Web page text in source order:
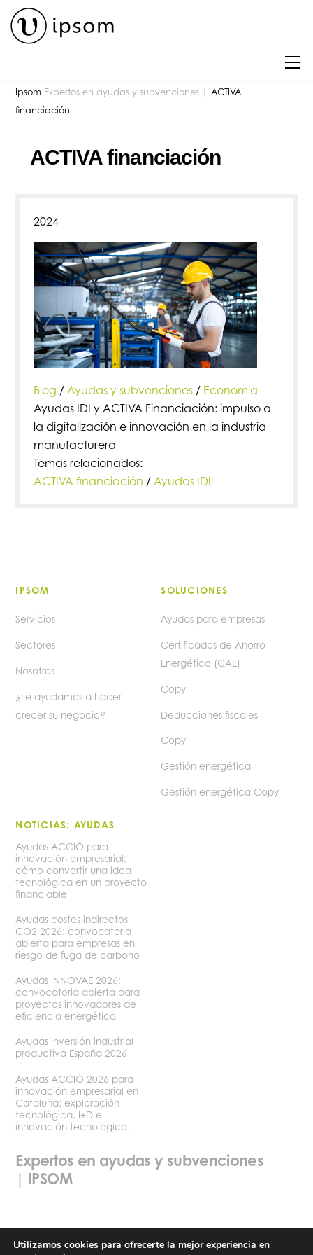
Skip
content
Ipsom Expertos en ayudas y subvenciones |ACTIVA
financiación
ACTIVA financiación
2024
Blog / Ayudas y subvenciones/ Economia
Ayudas IDI y ACTIVA Financiación: impulso a
la digitalización e innovación en la industria
manufacturera
Temas relacionados:
ACTIVA financiación / Ayudas IDI
Expertos en ayudas y subvenciones
| IPSOM
IPSOM
Servicios
Sectores
Nosotros
¿Le ayudamos a hacer
crecer su negocio?
SOLUCIONES
Ayudas para empresas
Certificados de Ahorro
Energético (CAE)
Copy
Deducciones fiscales
Copy
Gestión energética
Gestión energética Copy
NOTICIAS: AYUDAS
Ayudas ACCIÓ para
innovación empresarial:
cómo convertir una idea
tecnológica en un proyecto
financiable
Ayudas costes indirectos
CO2 2026: convocatoria
abierta para empresas en
riesgo de fuga de carbono
Ayudas INNOVAE 2026:
convocatoria abierta para
proyectos innovadores de
eficiencia energética
Ayudas inversión industrial
productiva España 2026
Ayudas ACCIÓ 2026 para
innovación empresarial en
Cataluña: exploración
tecnológica, I+D e
innovación tecnológica.
Utilizamos cookies para ofrecerte la mejor experiencia en